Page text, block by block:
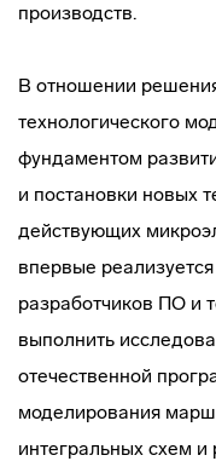
производств.
В отношении
технологического
фундаментом
и постановки новых
действующих
впервые
разработчиков ПО и
выполнить
отечественной
моделирования
интегральных схем и